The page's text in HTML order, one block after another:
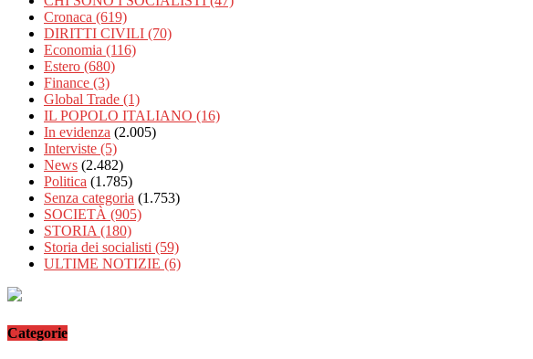
Cronaca (619)
DIRITTI CIVILI (70)
Economia (116)
Estero (680)
Finance (3)
Global Trade (1)
IL POPOLO ITALIANO (16)
In evidenza (2.005)
Interviste (5)
News (2.482)
Politica (1.785)
Senza categoria (1.753)
SOCIETÀ (905)
STORIA (180)
Storia dei socialisti (59)
ULTIME NOTIZIE (6)
Categorie